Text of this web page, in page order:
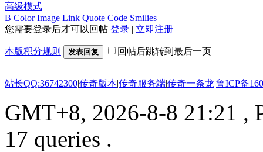
高级模式
B Color Image Link Quote Code Smilies
您需要登录后才可以回帖 登录 | 立即注册
本版积分规则 发表回复 回帖后跳转到最后一页
站长QQ:36742300|传奇版本|传奇服务端|传奇一条龙|鲁ICP备
GMT+8, 2026-8-8 21:21 ,
17 queries .